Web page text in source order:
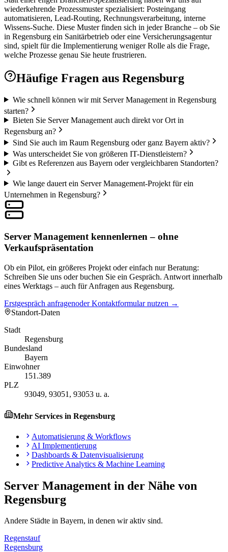
wiederkehrende Prozessmuster spezialisiert: Posteingang
automatisieren, Lead-Routing, Rechnungsverarbeitung, interne
Wissens-Suche. Diese Muster finden sich in jeder Branche – ob Sie
in Regensburg ein Sanitärbetrieb oder eine Versicherungsagentur
sind, spielt für die Implementierung weniger Rolle als die Frage,
welche Prozesse genau Sie heute frustrieren.
Häufige Fragen aus Regensburg
Wie schnell können wir mit Server Management in Regensburg
starten?
Bieten Sie Server Management auch direkt vor Ort in
Regensburg an?
Sind Sie auch im Raum Regensburg oder ganz Bayern aktiv?
Was unterscheidet Sie von größeren IT-Dienstleistern?
Gibt es Referenzen aus Bayern oder vergleichbaren Standorten?
Wie lange dauert ein Server Management-Projekt für ein
Unternehmen in Regensburg?
Server Management kennenlernen – ohne
Verkaufspräsentation
Ob ein Pilot, ein größeres Projekt oder einfach nur Beratung:
Schreiben Sie uns oder buchen Sie ein Gespräch. Antwort innerhalb
eines Werktags – auch für Anfragen aus Regensburg.
Erstgespräch anfragenoder Kontaktformular nutzen →
Standort-Daten
Stadt
Regensburg
Bundesland
Bayern
Einwohner
151.389
PLZ
93049, 93051, 93053 u. a.
Mehr Services in Regensburg
Automatisierung & Workflows
AI Implementierung
Dashboards & Datenvisualisierung
Predictive Analytics & Machine Learning
Server Management in der Nähe von
Regensburg
Andere Städte in Bayern, in denen wir aktiv sind.
Regenstauf
Regensburg